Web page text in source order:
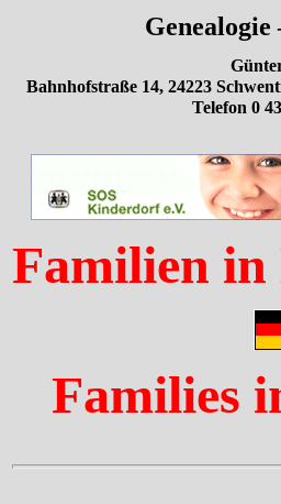
Bahnhofstraße 14, 24223
Telefon 0
Familien in
Families